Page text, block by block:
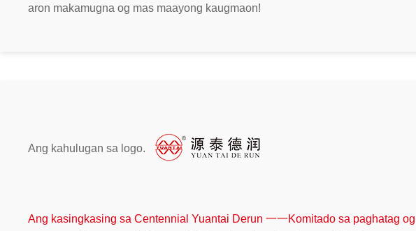
aron makamugna og mas maayong kaugmaon!
Ang kahulugan sa logo.
Ang kasingkasing sa Centennial Yuantai Derun 一一Komitado sa paghatag